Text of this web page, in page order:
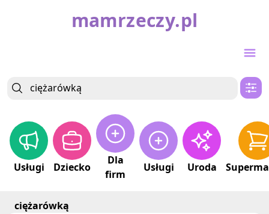
mamrzeczy.pl
Usługi Dziecko
Dla
firm
Usługi Uroda
ciężarówką